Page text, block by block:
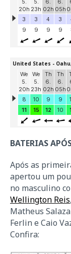
BATERIAS
Após as
apertou um
no masculino
Wellington Reis
Matheus
Ferlin e Caio
Confira: